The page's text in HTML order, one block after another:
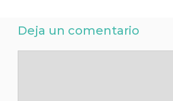
Deja un comentario